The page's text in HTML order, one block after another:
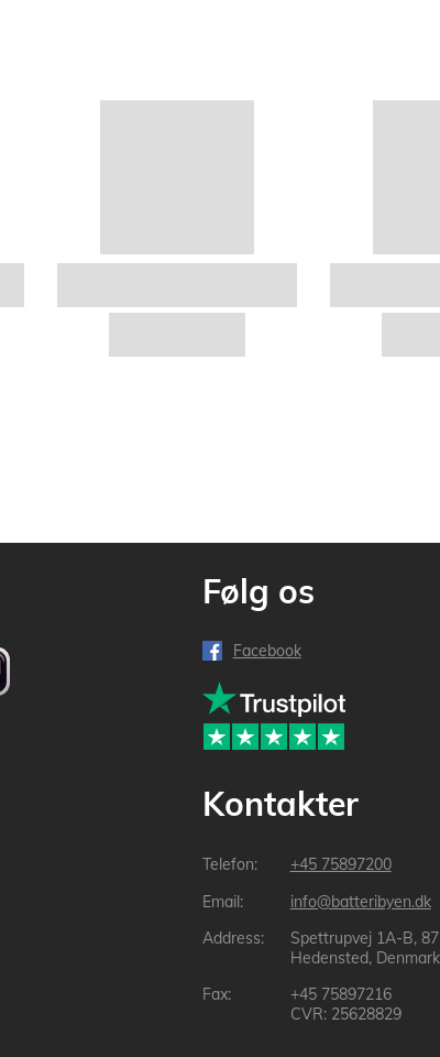
Følg os
Facebook
Kontakter
+45 75897200
info@batteribyen.dk
Spettrupvej 1A-B,
Hedensted, Denmark
+45 75897216
CVR: 25628829